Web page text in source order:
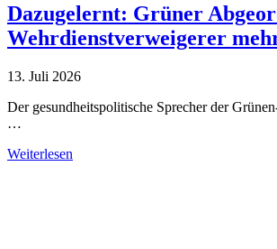
Dazugelernt: Grüner
Wehrdienstverweigerer
13. Juli 2026
Der gesundheitspolitische Sprecher der
…
Weiterlesen